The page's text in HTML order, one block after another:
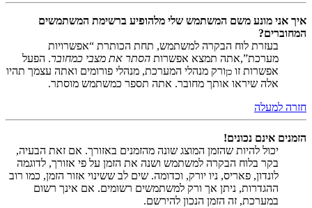
איך אני מונע משם המשתמש שלי מלהופיע ברשימת המשתמשים
המחוברים?
בעזרת לוח הבקרה למשתמש, תחת הכותרת “אפשרויות
מערכת”,אתה תמצא אפשרות הסתר את מצבי כמחובר. הפעל
אפשרות זו כןורק מנהלי המערכת, מנהלי פורומים ואתה עצמך תהיו
אלה שיראו אותך מחובר. אתה תספר כמשתמש מוסתר.
חזרה למעלה
הזמנים אינם נכונים!
יכול להיות שהזמן המוצג שונה מהזמנים באזורך. אם זאת הבעיה,
בקר בלוח הבקרה למשתמש ושנה את הזמן על פי אזורך, לדוגמה
לונדון, פאריס, ניו יורק, וכדומה. שים לב ששינוי אזור הזמן, כמו רוב
ההגדרות, ניתן אך ורק למשתמשים רשומים. אם אינך רשום
במערכת, זה הזמן הנכון להירשם.